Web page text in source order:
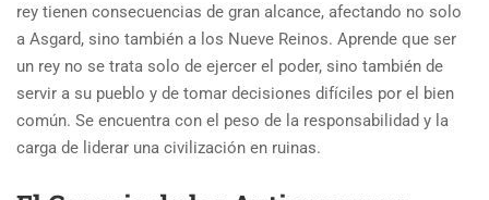
rey tienen consecuencias de gran alcance, afectando no solo
a Asgard, sino también a los Nueve Reinos. Aprende que ser
un rey no se trata solo de ejercer el poder, sino también de
servir a su pueblo y de tomar decisiones difíciles por el bien
común. Se encuentra con el peso de la responsabilidad y la
carga de liderar una civilización en ruinas.